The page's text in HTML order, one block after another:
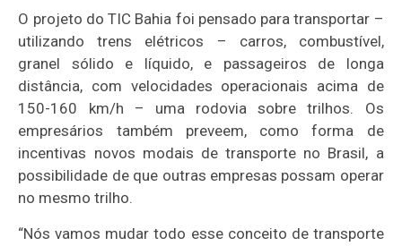
O projeto do TIC Bahia foi pensado para transportar –
utilizando trens elétricos – carros, combustível,
granel sólido e líquido, e passageiros de longa
distância, com velocidades operacionais acima de
150-160 km/h – uma rodovia sobre trilhos. Os
empresários também preveem, como forma de
incentivas novos modais de transporte no Brasil, a
possibilidade de que outras empresas possam operar
no mesmo trilho.
“Nós vamos mudar todo esse conceito de transporte